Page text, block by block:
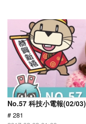
No.57 科技小電報(02/03)
# 281